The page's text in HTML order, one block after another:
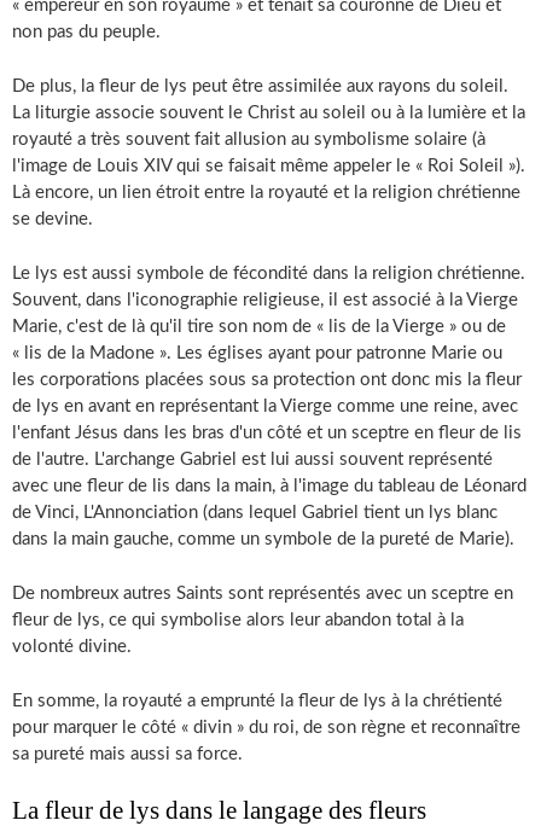
« empereur en son royaume » et tenait sa couronne de Dieu et
non pas du peuple.
De plus, la fleur de lys peut être assimilée aux rayons du soleil.
La liturgie associe souvent le Christ au soleil ou à la lumière et la
royauté a très souvent fait allusion au symbolisme solaire (à
l'image de Louis XIV qui se faisait même appeler le « Roi Soleil »).
Là encore, un lien étroit entre la royauté et la religion chrétienne
se devine.
Le lys est aussi symbole de fécondité dans la religion chrétienne.
Souvent, dans l'iconographie religieuse, il est associé à la Vierge
Marie, c'est de là qu'il tire son nom de « lis de la Vierge » ou de
« lis de la Madone ». Les églises ayant pour patronne Marie ou
les corporations placées sous sa protection ont donc mis la fleur
de lys en avant en représentant la Vierge comme une reine, avec
l'enfant Jésus dans les bras d'un côté et un sceptre en fleur de lis
de l'autre. L'archange Gabriel est lui aussi souvent représenté
avec une fleur de lis dans la main, à l'image du tableau de Léonard
de Vinci, L'Annonciation (dans lequel Gabriel tient un lys blanc
dans la main gauche, comme un symbole de la pureté de Marie).
De nombreux autres Saints sont représentés avec un sceptre en
fleur de lys, ce qui symbolise alors leur abandon total à la
volonté divine.
En somme, la royauté a emprunté la fleur de lys à la chrétienté
pour marquer le côté « divin » du roi, de son règne et reconnaître
sa pureté mais aussi sa force.
La fleur de lys dans le langage des fleurs